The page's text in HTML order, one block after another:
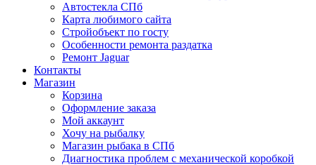
Автостекла СПб
Карта любимого сайта
Стройобъект по госту
Особенности ремонта раздатка
Ремонт Jaguar
Контакты
Магазин
Корзина
Оформление заказа
Мой аккаунт
Хочу на рыбалку
Магазин рыбака в СПб
Диагностика проблем с механической коробкой